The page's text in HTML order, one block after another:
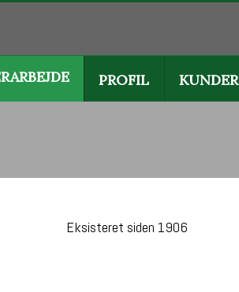
PROFIL KUNDER
Eksisteret siden 1906